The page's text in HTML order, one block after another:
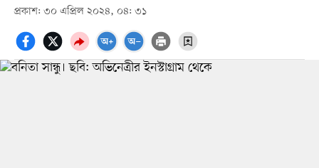
প্রকাশ: ৩০ এপ্রিল ২০২৪, ০৪: ৩১